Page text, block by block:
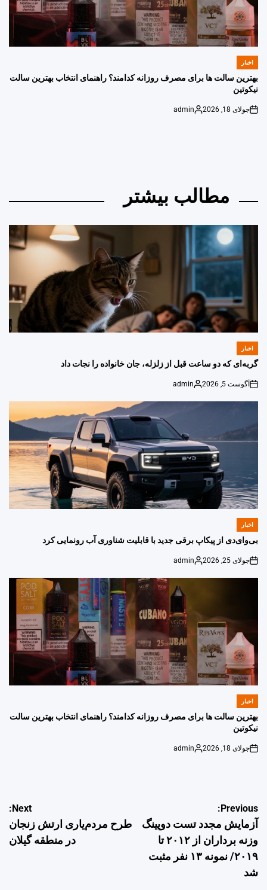
POSTED
اخبار
بهترین سالت ها برای مصرف روزانه کدامند؟ راهنمای انتخاب بهترین سالت
نیکوتین
on
جولای 18, 2026
Posted
admin
مطالب بیشتر
POSTED
IN
اخبار
گربه‌ای که دو ساعت قبل از زلزله، جان خانواده را نجات داد
on
آگوست 5, 2026
Posted
admin
POSTED
اخبار
بی‌وای‌دی از پیکاپ برقی جدید با قابلیت شناوری آب رونمایی کرد
on
جولای 25, 2026
Posted
admin
POSTED
اخبار
بهترین سالت ها برای مصرف روزانه کدامند؟ راهنمای انتخاب بهترین سالت
نیکوتین
on
جولای 18, 2026
Posted
admin
راهبری
نوشته
Previous:
آزمایش مجدد تست دوپینگ
وزنه برداران از ۲۰۱۲ تا
۲۰۱۹/ نمونه ۱۳ نفر مثبت
شد
Next:
طرح مردم‌یاری ارتش زنجان
در منطقه گیلان